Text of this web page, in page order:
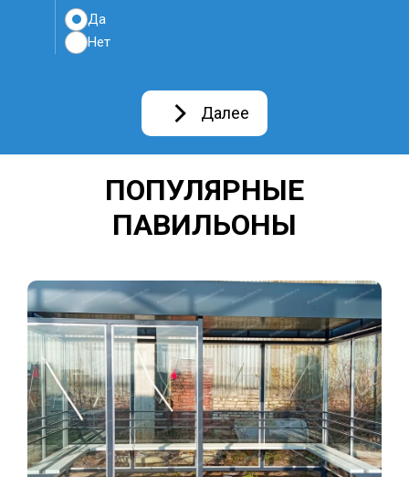
Да
Нет
Далее
ПОПУЛЯРНЫЕ
ПАВИЛЬОНЫ